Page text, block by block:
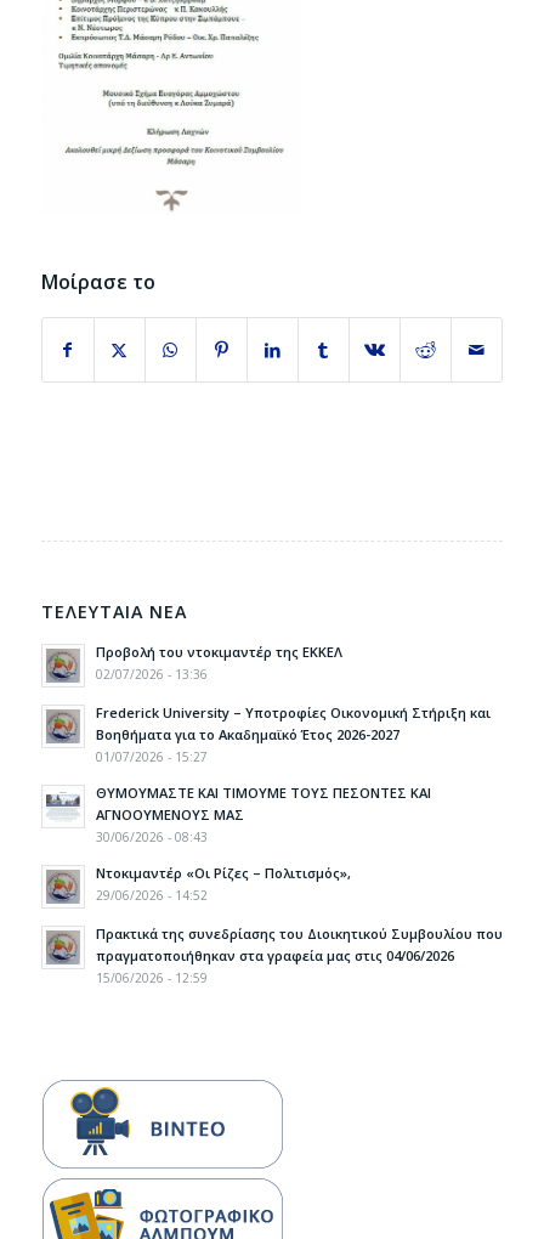
Μοίρασε το
ΤΕΛΕΥΤΑΙΑ ΝΕΑ
Προβολή του ντοκιμαντέρ της ΕΚΚΕΛ
02/07/2026 - 13:36
Frederick University – Υποτροφίες Οικονομική Στήριξη και
Βοηθήματα για το Ακαδημαϊκό Έτος 2026-2027
01/07/2026 - 15:27
ΘΥΜΟΥΜΑΣΤΕ ΚΑΙ ΤΙΜΟΥΜΕ ΤΟΥΣ ΠΕΣΟΝΤΕΣ ΚΑΙ
ΑΓΝΟΟΥΜΕΝΟΥΣ ΜΑΣ
30/06/2026 - 08:43
Ντοκιμαντέρ «Οι Ρίζες – Πολιτισμός»,
29/06/2026 - 14:52
Πρακτικά της συνεδρίασης του Διοικητικού Συμβουλίου που
πραγματοποιήθηκαν στα γραφεία μας στις 04/06/2026
15/06/2026 - 12:59